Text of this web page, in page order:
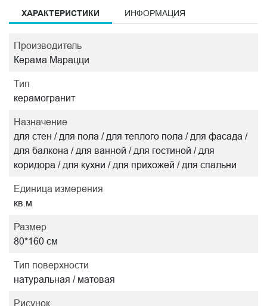
ХАРАКТЕРИСТИКИ ИНФОРМАЦИЯ
Производитель
Керама Марацци
Тип
керамогранит
Назначение
для стен / для пола / для теплого пола / для фасада /
для балкона / для ванной / для гостиной / для
коридора / для кухни / для прихожей / для спальни
Единица измерения
кв.м
Размер
80*160 см
Тип поверхности
натуральная / матовая
Рисунок